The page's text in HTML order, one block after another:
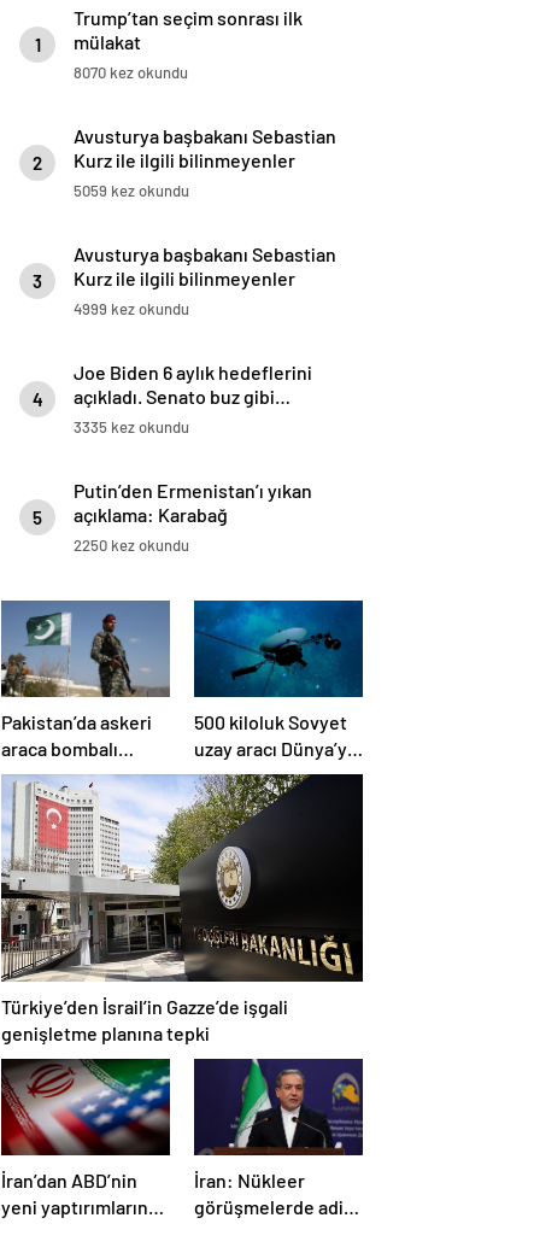
1
Trump’tan seçim sonrası ilk
mülakat
8070 kez okundu
2
Avusturya başbakanı Sebastian
Kurz ile ilgili bilinmeyenler
5059 kez okundu
3
Avusturya başbakanı Sebastian
Kurz ile ilgili bilinmeyenler
4999 kez okundu
4
Joe Biden 6 aylık hedeflerini
açıkladı. Senato buz gibi…
3335 kez okundu
5
Putin’den Ermenistan’ı yıkan
açıklama: Karabağ
Azerbaycan’ın ayrılmaz bir
2250 kez okundu
Pakistan’da askeri
araca bombalı
saldırı düzenlendi
500 kiloluk Sovyet
uzay aracı Dünya’ya
düşüyor: Türkiye de
risk altında
Türkiye’den İsrail’in Gazze’de işgali
genişletme planına tepki
İran’dan ABD’nin
yeni yaptırımlarına
İran: Nükleer
görüşmelerde adil